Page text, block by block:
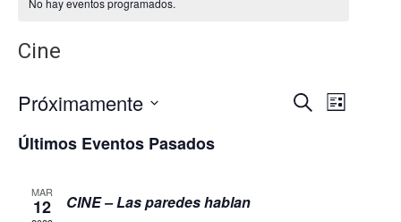
No hay eventos programados.
Cine
Buscar
Lista
Próximamente
fecha.
Últimos Eventos Pasados
MAR
12 CINE – Las paredes hablan